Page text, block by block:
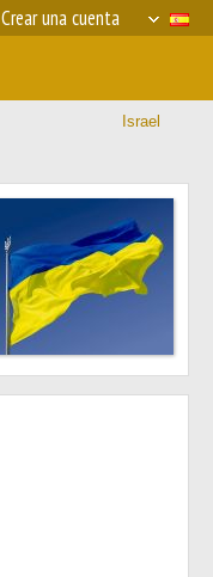
Crear una cuenta
Israel